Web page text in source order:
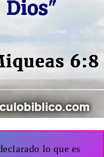
lo que es